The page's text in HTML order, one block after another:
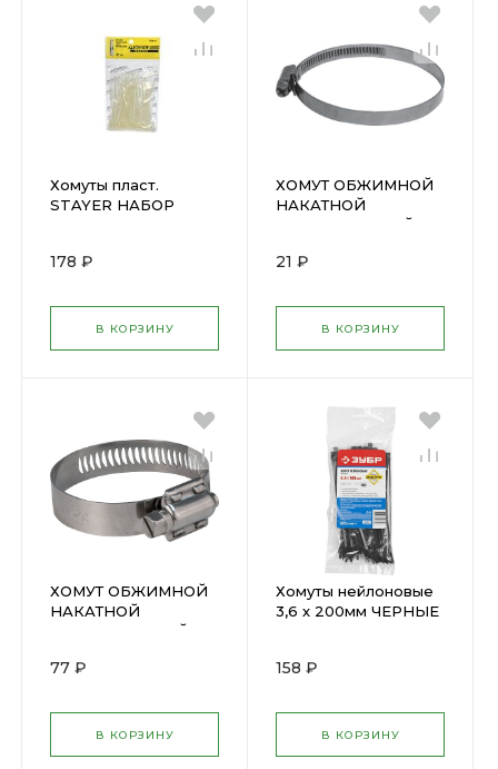
Хомуты пласт.
STAYER НАБОР
178 ₽
В КОРЗИНУ
ХОМУТ ОБЖИМНОЙ
НАКАТНОЙ
НЕРЖАВЕЮЩИЙ 16-
21 ₽
В КОРЗИНУ
ХОМУТ ОБЖИМНОЙ
НАКАТНОЙ
НЕРЖАВЕЮЩИЙ
77 ₽
В КОРЗИНУ
Хомуты нейлоновые
3,6 х 200мм ЧЕРНЫЕ
158 ₽
В КОРЗИНУ